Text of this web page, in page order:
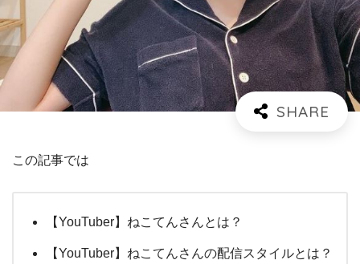
この記事では
【YouTuber】ねこてんさんとは？
【YouTuber】ねこてんさんの配信スタイルとは？